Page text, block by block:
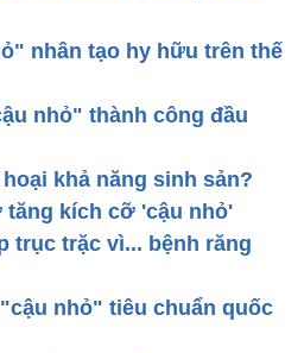
nhân tạo hy hữu trên thế
nhỏ" thành công đầu
khả năng sinh sản?
kích cỡ 'cậu nhỏ'
trục trặc vì... bệnh răng
nhỏ" tiêu chuẩn quốc